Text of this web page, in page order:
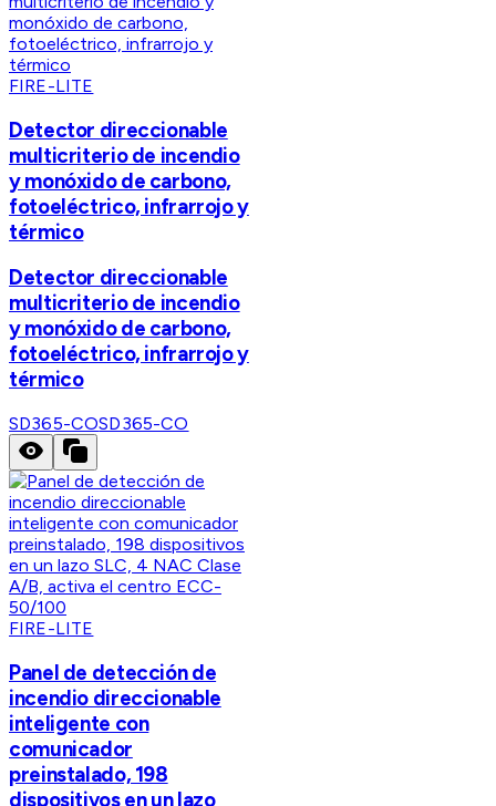
FIRE-LITE
Detector direccionable
multicriterio de incendio
y monóxido de carbono,
fotoeléctrico, infrarrojo y
térmico
Detector direccionable
multicriterio de incendio
y monóxido de carbono,
fotoeléctrico, infrarrojo y
térmico
SD365-COSD365-CO
FIRE-LITE
Panel de detección de
incendio direccionable
inteligente con
comunicador
preinstalado, 198
dispositivos en un lazo